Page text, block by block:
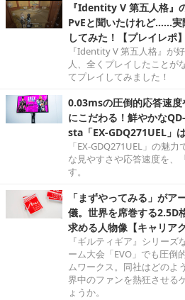
『Identity V 第五人格』
PvEと聞いたけれど……実
してみた！【プレイレポ】
『Identity V 第五人格』が
人、全くプレイしたことが
てプレイしてみました！
0.03msの圧倒的応答速
にこだわる！鮮やかな
sta「EX-GDQ271UEL」
「EX-GDQ271UEL」の魅
な見やすさや応答速度を、
す。
「まずやってみる」がア
儀。世界を席巻する2.5D
求める人物像【キャリア
『ギルティギア』シリー
ーム大会「EVO」でも圧倒
ムワークス。同社はどのよ
界中のファンを熱狂させる
ょうか。